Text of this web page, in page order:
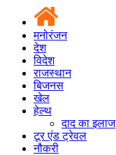
मनोरंजन
देश
विदेश
राजस्थान
बिजनस
खेल
हेल्थ
दाद का इलाज
टूर एंड ट्रेवल
नौकरी